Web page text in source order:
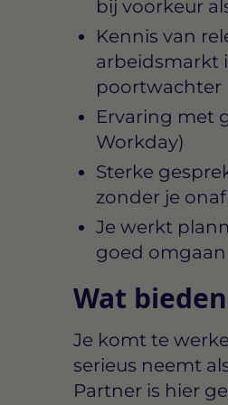
bij voorkeur
Kennis van
arbeidsmarkt
poortwachter
Ervaring met
Workday)
Sterke
zonder je
Je werkt
goed
Wat
Je komt te
serieus neemt
Partner is hier